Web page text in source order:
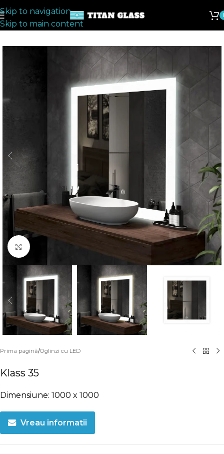
Skip to navigation
Skip to main content
Click to enlarge
Prima pagină/Oglinzi cu LED
Klass 35
Dimensiune: 1000 x 1000
Vreau informatii